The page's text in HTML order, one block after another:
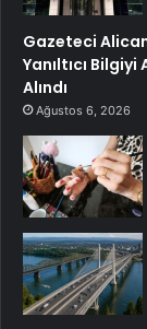
Gazeteci
Yanıltıcı
Alındı
Ağustos 6, 2026